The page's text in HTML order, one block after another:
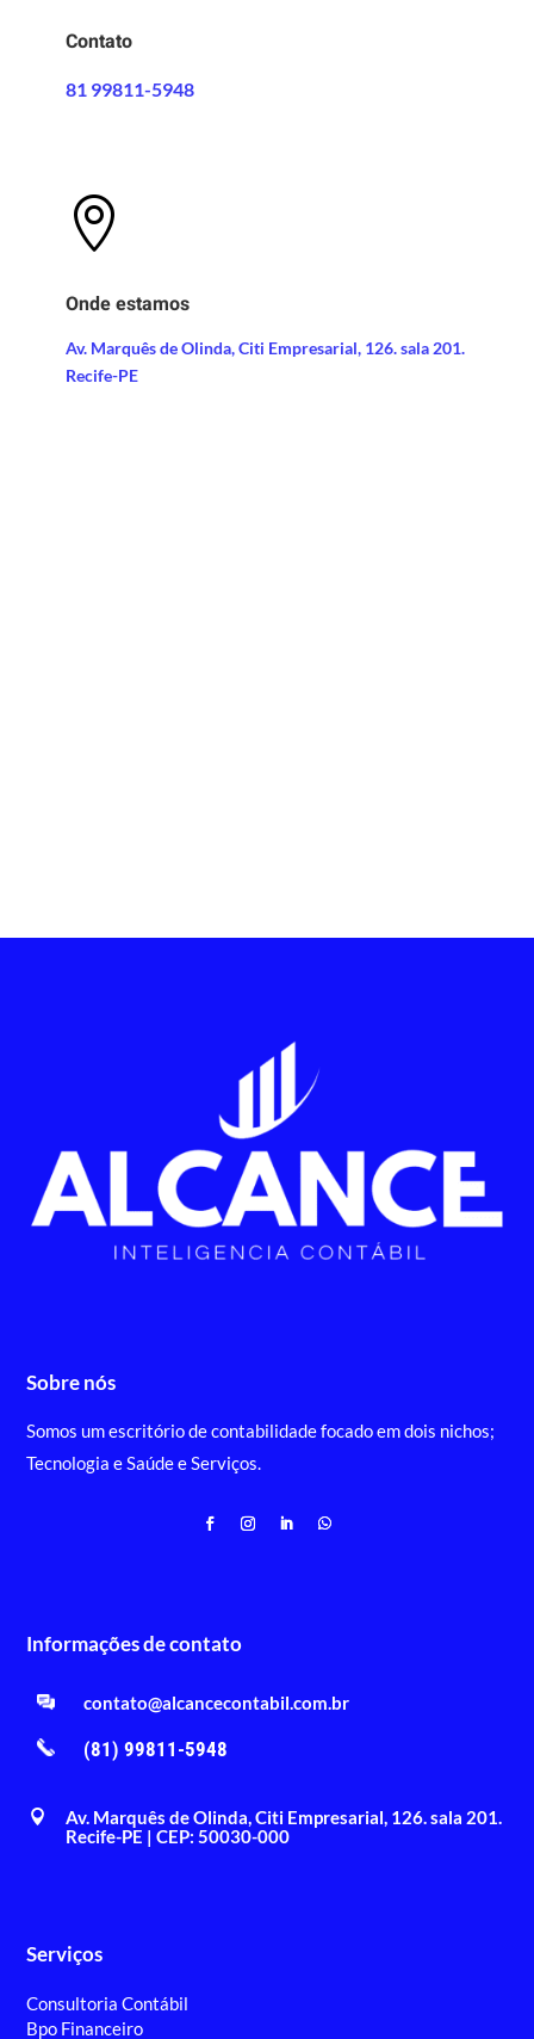
Contato
81 99811-5948

Onde estamos
Av. Marquês de Olinda, Citi Empresarial, 126. sala 201.
Recife-PE
Sobre nós
Somos um escritório de contabilidade focado em dois nichos;
Tecnologia e Saúde e Serviços.
Informações de contato
contato@alcancecontabil.com.br
(81) 99811-5948

Av. Marquês de Olinda, Citi Empresarial, 126. sala 201.
Recife-PE | CEP: 50030-000
Serviços
Consultoria Contábil
Bpo Financeiro